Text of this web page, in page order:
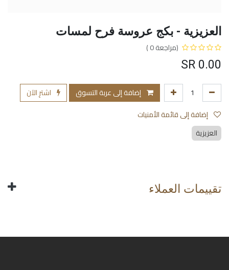
العزيزية - بكج عروسة فرح لمسات
(مراجعة 0 )
0.00
إضافة إلى عربة التسوق
اشترِ الآن
العزيزية
تقييمات العملاء